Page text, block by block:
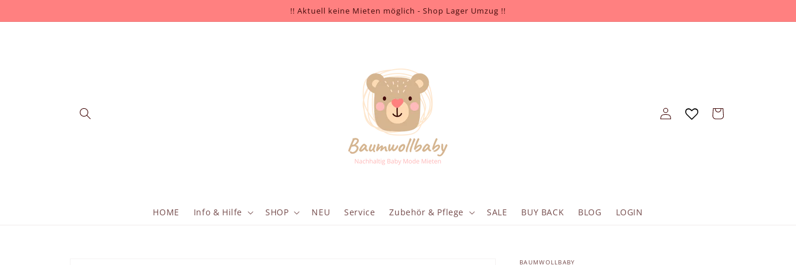
контенту
!! Aktuell keine Mieten möglich - Shop Lager Umzug !!
HOME Info & Hilfe SHOP NEU Service Zubehör & Pflege SALE BUY BACK BLOG LOGIN
Войти Корзина
BAUMWOLLBABY